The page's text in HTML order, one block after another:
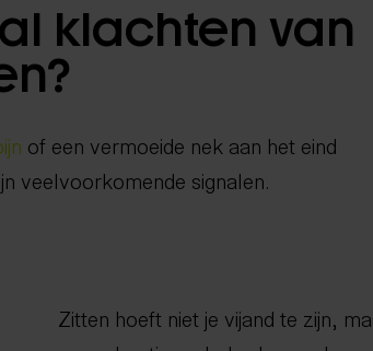
klachten van
of een vermoeide nek aan het eind
veelvoorkomende signalen.
Zitten hoeft niet je vijand te zijn,